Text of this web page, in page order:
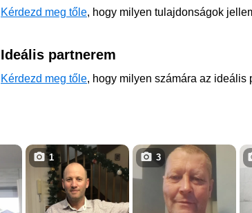
Kérdezd meg tőle, hogy milyen tulajdonságok
Ideális partnerem
Kérdezd meg tőle, hogy milyen számára az ideális
1 3